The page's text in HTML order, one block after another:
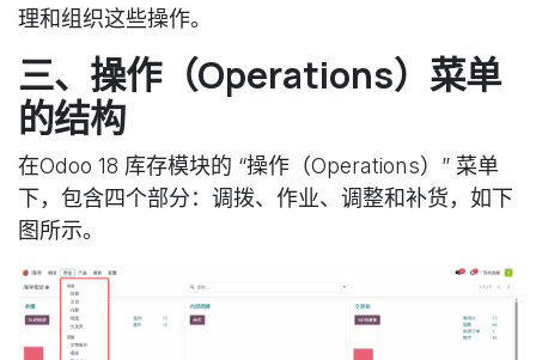
理和组织这些操作。
三、操作（Operations）菜单
的结构
在Odoo 18 库存模块的 “操作（Operations）” 菜单
下，包含四个部分：调拨、作业、调整和补货，如下
图所示。